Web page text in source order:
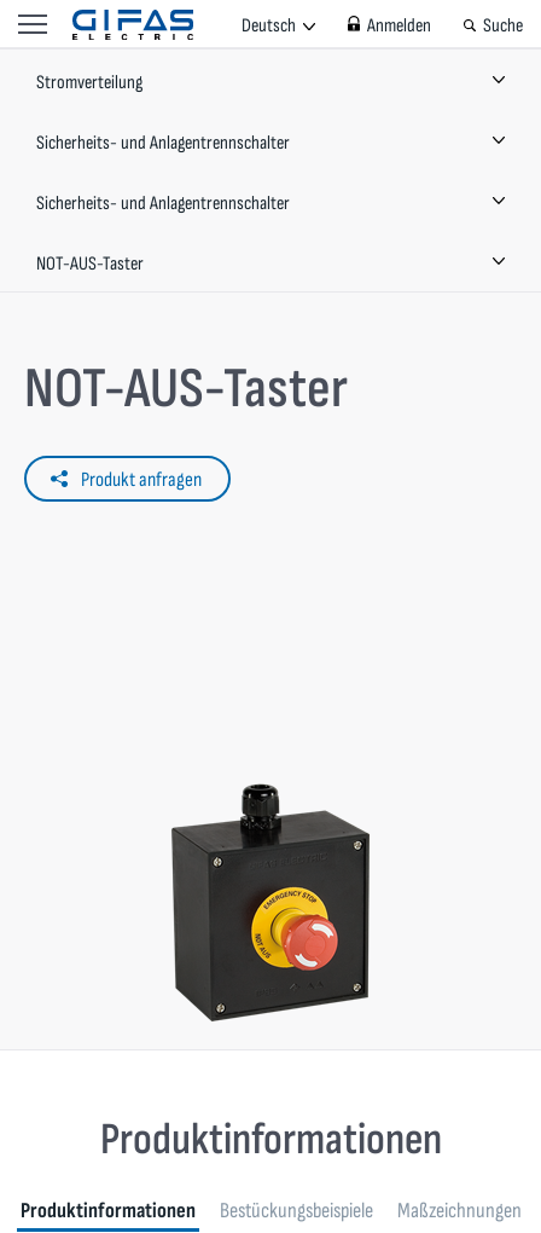
Deutsch Anmelden Suche
Stromverteilung
Sicherheits- und Anlagentrennschalter
Sicherheits- und Anlagentrennschalter
NOT-AUS-Taster
NOT-AUS-Taster
Produkt anfragen
Produktinformationen
Produktinformationen Bestückungsbeispiele
Maßzeichnungen